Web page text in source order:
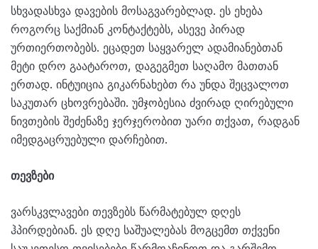
სხვადასხვა დავების მოსაგვარებლად. ეს ეხება
როგორც საქმიან კონტაქტებს, ასევე პირად
ურთიერთობებს. ეცადეთ საყვარელ ადამიანებთან
მეტი დრო გაატაროთ, დაგეგმეთ საღამო მათთან
ერთად. ინტუიცია გიკარნახებთ რა უნდა შეცვალოთ
საკუთარ ცხოვრებაში. უმჯობესია ძვირად ღირებული
ნივთების შეძენაზე ჯერჯერობით უარი თქვათ, რადგან
იმედგაცრუებული დარჩებით.
თევზები
ვარსკვლავები თევზებს წარმატებულ დღეს
ჰპირდებიან. ეს დღე საშუალებას მოგცემთ თქვენი